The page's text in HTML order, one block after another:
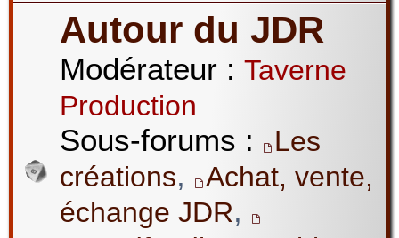
Autour du JDR
Modérateur : Taverne
Production
Sous-forums :
Les
créations,
Achat, vente,
échange JDR,